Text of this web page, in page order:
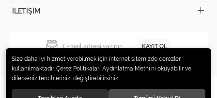
İLETİŞİM
KAYIT OL
Size daha iyi hizmet verebilmek için internet sitemizde çerezler
kullanılmaktadır. Çerez Politikaları Aydınlatma Metni’ni okuyabilir ve
dilerseniz tercihlerinizi değiştirebilirsiniz.